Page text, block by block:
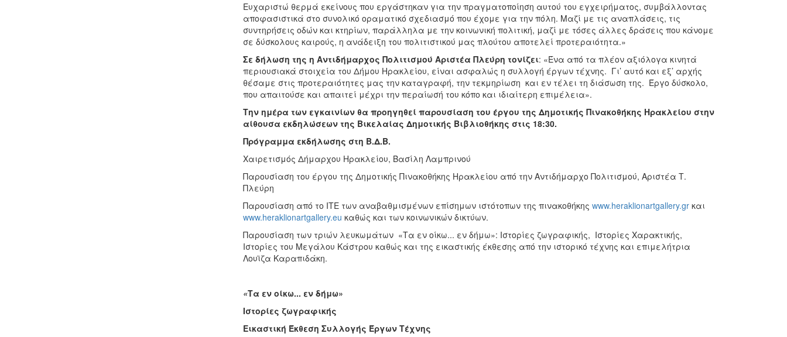
Ευχαριστώ θερμά εκείνους που εργάστηκαν για την πραγματοποίηση αυτού του εγχειρήματος, συμβάλλοντας
αποφασιστικά στο συνολικό οραματικό σχεδιασμό που έχομε για την πόλη. Μαζί με τις αναπλάσεις, τις
συντηρήσεις οδών και κτηρίων, παράλληλα με την κοινωνική πολιτική, μαζί με τόσες άλλες δράσεις που κάνομε
σε δύσκολους καιρούς, η ανάδειξη του πολιτιστικού μας πλούτου αποτελεί προτεραιότητα.»
Σε δήλωση της η Αντιδήμαρχος Πολιτισμού Αριστέα Πλεύρη τονίζει: «Ένα από τα πλέον αξιόλογα κινητά
περιουσιακά στοιχεία του Δήμου Ηρακλείου, είναι ασφαλώς η συλλογή έργων τέχνης. Γι’ αυτό και εξ’ αρχής
θέσαμε στις προτεραιότητες μας την καταγραφή, την τεκμηρίωση και εν τέλει τη διάσωση της. Έργο δύσκολο,
που απαιτούσε και απαιτεί μέχρι την περαίωσή του κόπο και ιδιαίτερη επιμέλεια».
Την ημέρα των εγκαινίων θα προηγηθεί παρουσίαση του έργου της Δημοτικής Πινακοθήκης Ηρακλείου στην
αίθουσα εκδηλώσεων της Βικελαίας Δημοτικής Βιβλιοθήκης στις 18:30.
Πρόγραμμα εκδήλωσης στη Β.Δ.Β.
Χαιρετισμός Δήμαρχου Ηρακλείου, Βασίλη Λαμπρινού
Παρουσίαση του έργου της Δημοτικής Πινακοθήκης Ηρακλείου από την Αντιδήμαρχο Πολιτισμού, Αριστέα Τ.
Πλεύρη
Παρουσίαση από το ΙΤΕ των αναβαθμισμένων επίσημων ιστότοπων της πινακοθήκης www.heraklionartgallery.grκαι
www.heraklionartgallery.eu καθώς και των κοινωνικών δικτύων.
Παρουσίαση των τριών λευκωμάτων «Τα εν οίκω... εν δήμω»: Ιστορίες ζωγραφικής, Ιστορίες Χαρακτικής,
Ιστορίες του Μεγάλου Κάστρου καθώς και της εικαστικής έκθεσης από την ιστορικό τέχνης και επιμελήτρια
Λουϊζα Καραπιδάκη.
«Τα εν οίκω... εν δήμω»
Ιστορίες ζωγραφικής
Εικαστική Έκθεση Συλλογής Έργων Τέχνης